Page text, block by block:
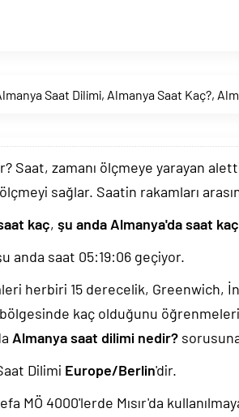
Saat Dilimi, Almanya Saat Kaç?,
Saat, zamanı ölçmeye yarayan
sağlar. Saatin rakamları
kaç, şu anda Almanya'da saat kaç
anda saat 05:19:07 geçiyor.
herbiri 15 derecelik, Greenwich,
kaç olduğunu
Almanya saat dilimi nedir?
Dilimi Europe/Berlin'dir.
MÖ 4000'lerde Mısır'da